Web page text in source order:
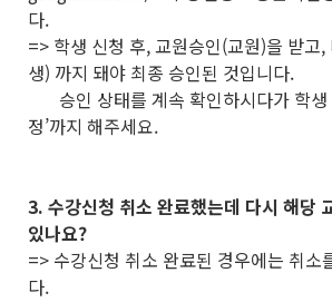
다.
=> 학생 신청 후, 교원승인(교원)을 받고
생) 까지 돼야 최종 승인된 것입니다.
승인 상태를 계속 확인하시다가 학생
정’까지 해주세요.
3. 수강신청 취소 완료했는데 다시 해당
있나요?
=> 수강신청 취소 완료된 경우에는 취소
다.